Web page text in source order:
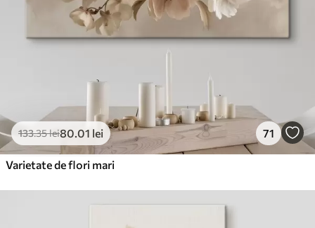
133.35lei80.01 lei 71
Varietate de flori mari